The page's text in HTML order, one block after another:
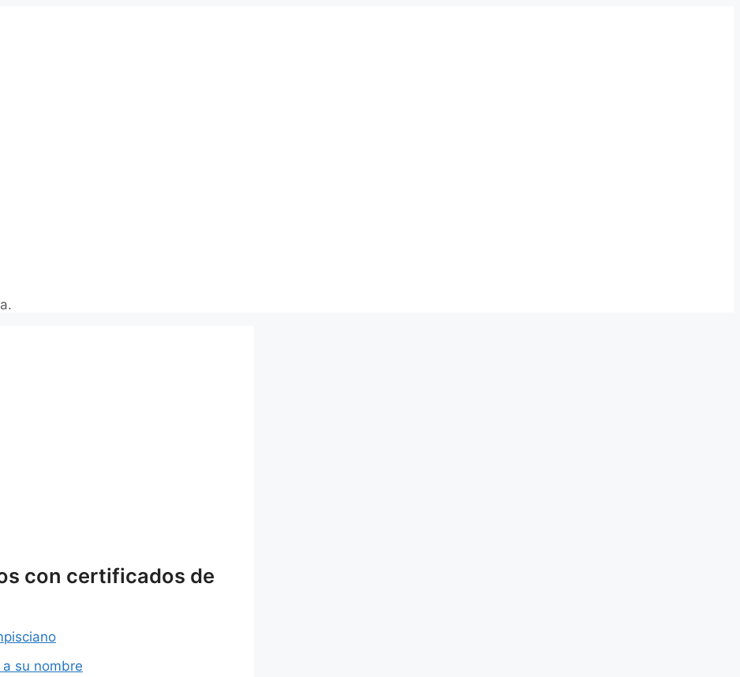
con certificados de
su nombre